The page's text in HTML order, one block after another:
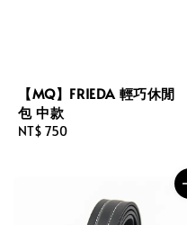
【MQ】FRIEDA 輕巧休閒
包 中款
Regular
NT$ 750